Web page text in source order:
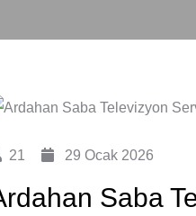
21 29 Ocak 2026
Saba